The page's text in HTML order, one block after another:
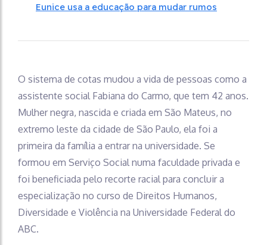
Eunice usa a educação para mudar rumos
O sistema de cotas mudou a vida de pessoas como a
assistente social Fabiana do Carmo, que tem 42 anos.
Mulher negra, nascida e criada em São Mateus, no
extremo leste da cidade de São Paulo, ela foi a
primeira da família a entrar na universidade. Se
formou em Serviço Social numa faculdade privada e
foi beneficiada pelo recorte racial para concluir a
especialização no curso de Direitos Humanos,
Diversidade e Violência na Universidade Federal do
ABC.